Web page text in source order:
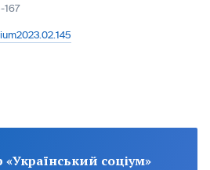
167
соціум»